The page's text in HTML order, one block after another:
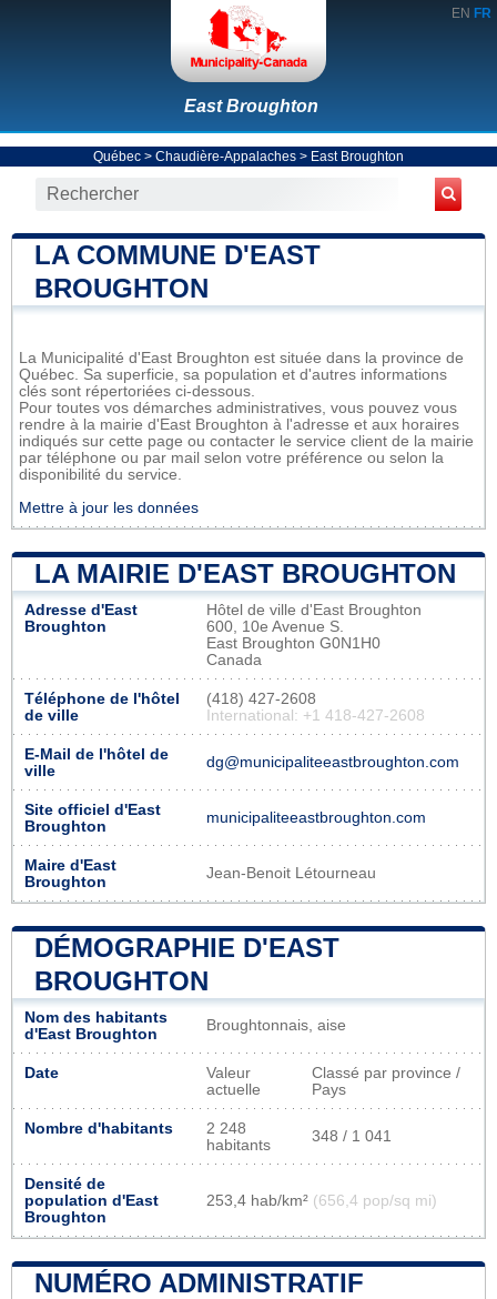
EN FR
East Broughton
Québec > Chaudière-Appalaches > East Broughton
LA COMMUNE D'EAST
BROUGHTON
La Municipalité d'East Broughton est située dans la province de
Québec. Sa superficie, sa population et d'autres informations
clés sont répertoriées ci-dessous.
Pour toutes vos démarches administratives, vous pouvez vous
rendre à la mairie d'East Broughton à l'adresse et aux horaires
indiqués sur cette page ou contacter le service client de la mairie
par téléphone ou par mail selon votre préférence ou selon la
disponibilité du service.
Mettre à jour les données
LA MAIRIE D'EAST BROUGHTON
Adresse d'East
Broughton
Hôtel de ville d'East Broughton
600, 10e Avenue S.
East Broughton G0N1H0
Canada
Téléphone de l'hôtel
de ville
(418) 427-2608
International: +1 418-427-2608
E-Mail de l'hôtel de
ville
dg@municipaliteeastbroughton.com
Site officiel d'East
Broughton
municipaliteeastbroughton.com
Maire d'East
Broughton
Jean-Benoit Létourneau
DÉMOGRAPHIE D'EAST
BROUGHTON
Nom des habitants
d'East Broughton
Broughtonnais, aise
Date
Valeur
actuelle
Classé par province /
Pays
Nombre d'habitants
2 248
habitants
348 / 1 041
Densité de
population d'East
Broughton
253,4 hab/km² (656,4 pop/sq mi)
NUMÉRO ADMINISTRATIF